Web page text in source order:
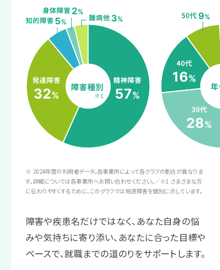
サポート例
職場には直接相談しにくいことや
ちょっとした悩みも、支援スタッフに
ご相談いただけます。
スタッフからのアドバイス
あなたにとって働きやすい環境を、
しょう！
無料 相談・見学予約する
サポート例
面接にはスタッフが同行し、業務指
示方法の要望や業務量の不安など
を伝えるお手伝いをします。
4 職場定着ステージ
業務の調整方法を
身につける
周囲に助けを求める方法を考えます。
就職後の困りや不安を定期的にヒ
アリングします。必要に応じて、企業
へ業務指示の方法をレクチャーする
まずは短時間の利用で、休職中に崩れて
しまった生活リズムを整えます。
サポート例
プログラムを通して、自分に合った
ヘルスケアやストレスへの対処法を
学びます。
職場復帰への
不安を解消する
復職への自信をつけるため、プログラム
の受講で不安を一つ一つ解消します。
※ 2024年度の利用者データ。各事業所によって各グラフの割合が異なりま
す。詳細については各事業所へお問い合わせください。／※1 さまざまな方
に伝わりやすくするために、このグラフでは発達障害を個別に示しています。
障害や疾患名だけではなく、あなた自身の悩
みや気持ちに寄り添い、あなたに合った目標や
ペースで、就職までの道のりをサポートします。